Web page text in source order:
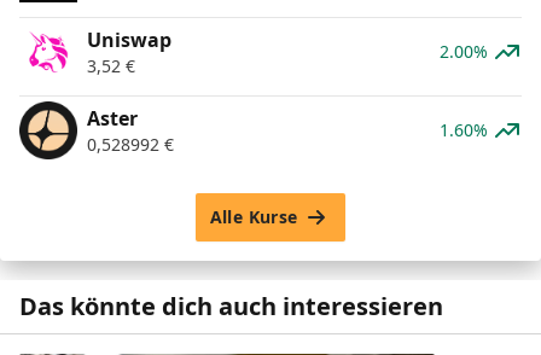
Uniswap
3,52 €
2.00%
Aster
0,528992 €
1.60%
Alle Kurse
Das könnte dich auch interessieren